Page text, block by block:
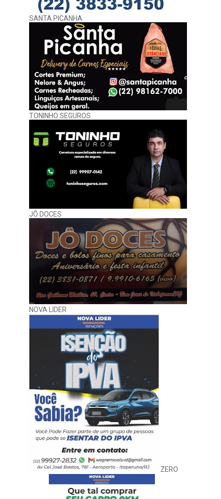
SANTA PICANHA
TONINHO SEGUROS
JÔ DOCES
NOVA LIDER
ZERO